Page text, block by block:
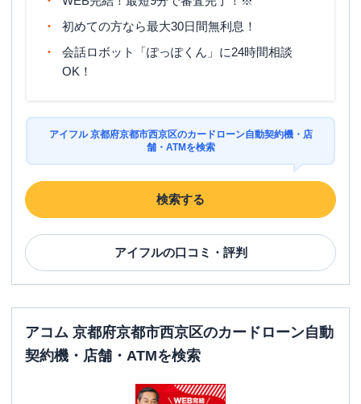
初めての方なら最大30日間無利息！
会話ロボット「ぽっぽくん」に24時間相談
OK！
アイフル 京都府京都市西京区のカードローン自動契約機・店
舗・ATMを検索
検索する
アイフルの口コミ・評判
アコム 京都府京都市西京区のカードローン自動
契約機・店舗・ATMを検索